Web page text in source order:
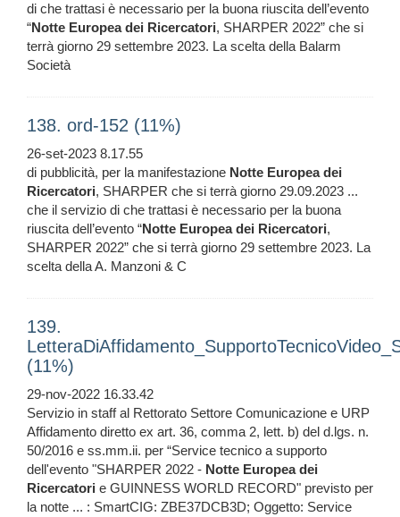
di che trattasi è necessario per la buona riuscita dell’evento
“Notte Europea dei Ricercatori, SHARPER 2022” che si
terrà giorno 29 settembre 2023. La scelta della Balarm
Società
138. ord-152 (11%)
26-set-2023 8.17.55
di pubblicità, per la manifestazione Notte Europea dei
Ricercatori, SHARPER che si terrà giorno 29.09.2023 ...
che il servizio di che trattasi è necessario per la buona
riuscita dell’evento “Notte Europea dei Ricercatori,
SHARPER 2022” che si terrà giorno 29 settembre 2023. La
scelta della A. Manzoni & C
139.
(11%)
29-nov-2022 16.33.42
Servizio in staff al Rettorato Settore Comunicazione e URP
Affidamento diretto ex art. 36, comma 2, lett. b) del d.lgs. n.
50/2016 e ss.mm.ii. per “Service tecnico a supporto
dell'evento "SHARPER 2022 - Notte Europea dei
Ricercatori e GUINNESS WORLD RECORD" previsto per
la notte ... : SmartCIG: ZBE37DCB3D; Oggetto: Service